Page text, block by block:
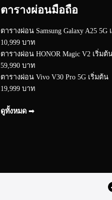
ตารางผ่อนมือถือ
ตารางผ่อน Samsung Galaxy A25 5G
10,999 บาท
ตารางผ่อน HONOR Magic V2 เริ่มต้
59,990 บาท
ตารางผ่อน Vivo V30 Pro 5G เริ่มต้น
19,999 บาท
ดูทั้งหมด ➟